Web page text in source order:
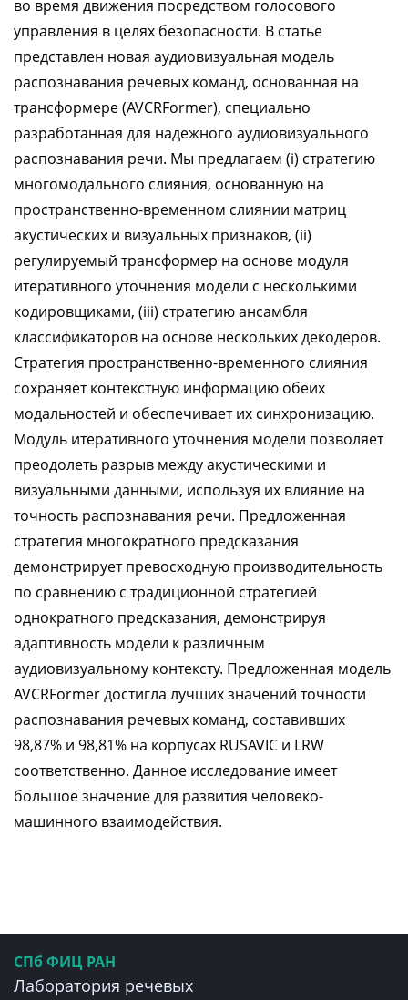
во время движения посредством голосового
управления в целях безопасности. В статье
представлен новая аудиовизуальная модель
распознавания речевых команд, основанная на
трансформере (AVCRFormer), специально
разработанная для надежного аудиовизуального
распознавания речи. Мы предлагаем (i) стратегию
многомодального слияния, основанную на
пространственно-временном слиянии матриц
акустических и визуальных признаков, (ii)
регулируемый трансформер на основе модуля
итеративного уточнения модели с несколькими
кодировщиками, (iii) стратегию ансамбля
классификаторов на основе нескольких декодеров.
Стратегия пространственно-временного слияния
сохраняет контекстную информацию обеих
модальностей и обеспечивает их синхронизацию.
Модуль итеративного уточнения модели позволяет
преодолеть разрыв между акустическими и
визуальными данными, используя их влияние на
точность распознавания речи. Предложенная
стратегия многократного предсказания
демонстрирует превосходную производительность
по сравнению с традиционной стратегией
однократного предсказания, демонстрируя
адаптивность модели к различным
аудиовизуальному контексту. Предложенная модель
AVCRFormer достигла лучших значений точности
распознавания речевых команд, составивших
98,87% и 98,81% на корпусах RUSAVIC и LRW
соответственно. Данное исследование имеет
большое значение для развития человеко-
машинного взаимодействия.
СПб ФИЦ РАН
Лаборатория речевых